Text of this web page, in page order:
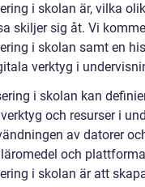
i skolan är, vilka
skiljer sig åt. Vi
i skolan samt en
verktyg i
i skolan kan
och resurser i
av datorer
och
i skolan är att